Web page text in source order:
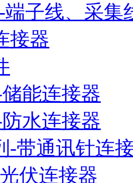
子线、采集
接器
能连接器
水连接器
-带通讯针连
伏连接器